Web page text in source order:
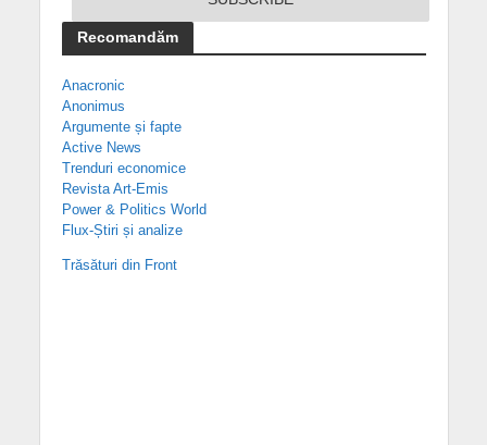
Recomandăm
Anacronic
Anonimus
Argumente și fapte
Active News
Trenduri economice
Revista Art-Emis
Power & Politics World
Flux-Știri și analize
Trăsături din Front